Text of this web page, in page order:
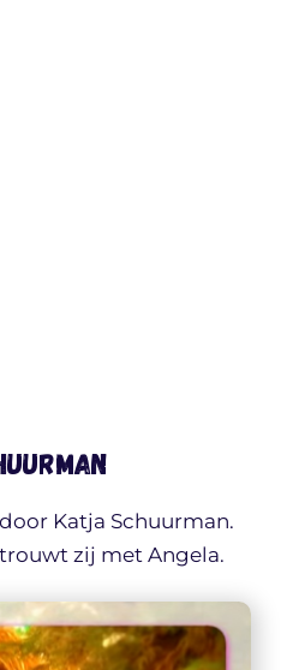
Katja Schuurman.
zij met Angela.